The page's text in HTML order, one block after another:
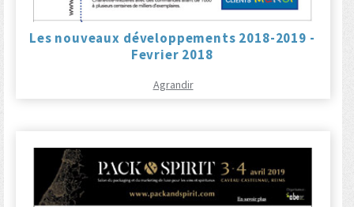
Les nouveaux développements 2018-2019 -
Fevrier 2018
Agrandir